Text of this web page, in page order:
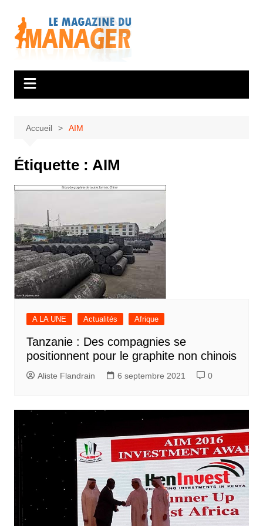
contenu
Accueil AIM
Étiquette : AIM
A LA UNE Actualités Afrique
Tanzanie : Des compagnies se
positionnent pour le graphite non chinois
Aliste Flandrain 6 septembre 2021 0